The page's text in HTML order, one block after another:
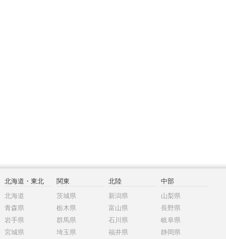
北海道・東北
北海道
青森県
岩手県
宮城県
関東
茨城県
栃木県
群馬県
埼玉県
北陸
新潟県
富山県
石川県
福井県
中部
山梨県
長野県
岐阜県
静岡県